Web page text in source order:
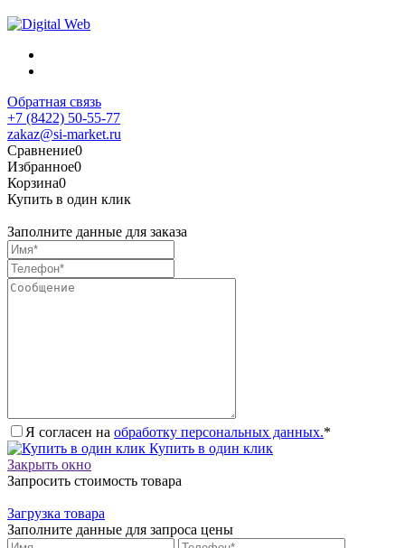
Обратная связь
+7 (8422) 50-55-77
zakaz@si-market.ru
Сравнение0
Избранное0
Корзина0
Купить в один клик
Заполните данные для заказа
Я согласен на обработку персональных данных.*
Купить в один клик
Закрыть окно
Запросить стоимость товара
Загрузка товара
Заполните данные для запроса цены